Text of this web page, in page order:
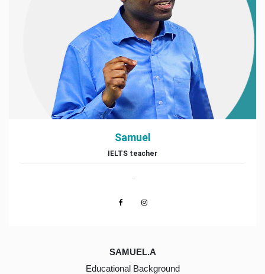
Samuel
IELTS teacher
SAMUEL.A
Educational Background